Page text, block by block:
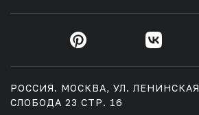
РОССИЯ. МОСКВА, УЛ. ЛЕНИНСКАЯ
СЛОБОДА 23 СТР. 16